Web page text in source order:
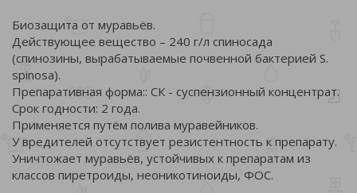
Биозащита от муравьёв.
Действующее вещество – 240 г/л спиносада
(спинозины, вырабатываемые почвенной бактерией S.
spinosa).
Препаративная форма:: СК - суспензионный концентрат.
Срок годности: 2 года.
Применяется путём полива муравейников.
У вредителей отсутствует резистентность к препарату.
Уничтожает муравьёв, устойчивых к препаратам из
классов пиретроиды, неоникотиноиды, ФОС.